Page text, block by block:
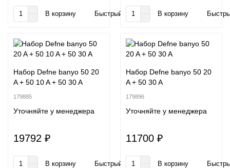
В корзину Быстрый заказ В корзину
Набор Defne banyo 50 20
A + 50 10 A + 50 30 A
179885
Уточняйте у менеджера
19792 ₽
В корзину Быстрый заказ
Набор Defne banyo 50 20
A + 50 30 A
179896
Уточняйте у менеджера
11700 ₽
В корзину